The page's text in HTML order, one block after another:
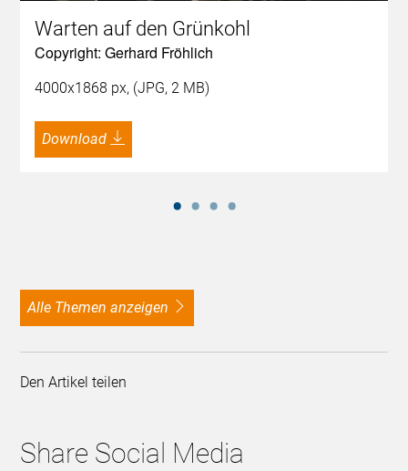
Warten auf den Grünkohl
Copyright: Gerhard Fröhlich
4000x1868 px, (JPG, 2 MB)
Download
alle Themen anzeigen
Den Artikel teilen
Share Social Media